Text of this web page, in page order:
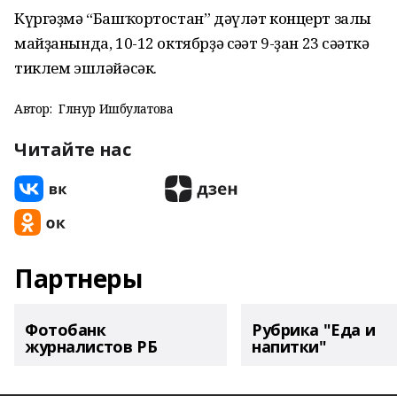
Күргәҙмә “Башҡортостан” дәүләт концерт залы
майҙанында, 10-12 октябрҙә сәғәт 9-ҙан 23 сәғәткә
тиклем эшләйәсәк.
Автор: Гөлнур Ишбулатова
Читайте нас
Партнеры
Фотобанк
журналистов РБ
Рубрика "Еда и
напитки"